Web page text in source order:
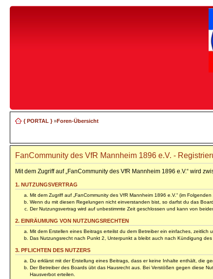
{ PORTAL }»Foren-Übersicht
FanCommunity des VfR Mannheim 1896 e.V. -
Mit dem Zugriff auf „FanCommunity des VfR Mannheim 1896 e.V.“ wird
1. NUTZUNGSVERTRAG
Mit dem Zugriff auf „FanCommunity des VfR Mannheim 1896 e.V.“ (im
Wenn du mit diesen Regelungen nicht einverstanden bist, so darfst du das
Der Nutzungsvertrag wird auf unbestimmte Zeit geschlossen und kann von
2. EINRÄUMUNG VON NUTZUNGSRECHTEN
Mit dem Erstellen eines Beitrags erteilst du dem Betreiber ein einfaches,
Das Nutzungsrecht nach Punkt 2, Unterpunkt a bleibt auch nach Kündigung des
3. PFLICHTEN DES NUTZERS
Du erklärst mit der Erstellung eines Beitrags, dass er keine Inhalte enthält, die
Der Betreiber des Boards übt das Hausrecht aus. Bei Verstößen gegen diese
Hausverbot erteilen.